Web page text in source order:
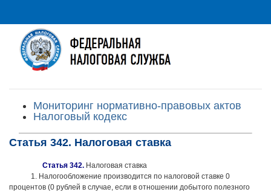
Мониторинг нормативно-правовых актов
Налоговый кодекс
Статья 342. Налоговая ставка
Статья 342. Налоговая ставка
1. Налогообложение производится по налоговой ставке 0
процентов (0 рублей в случае, если в отношении добытого полезного